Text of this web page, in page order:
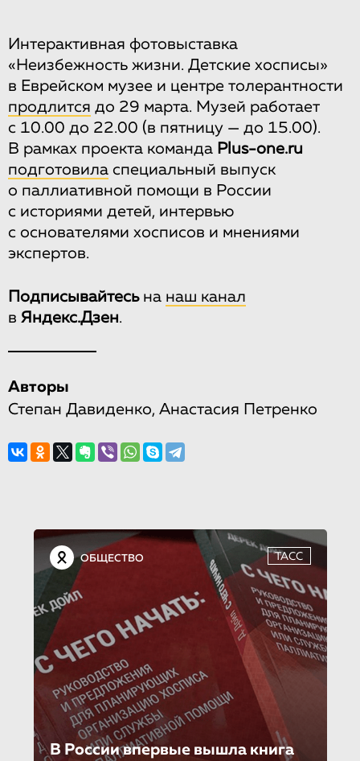
Интерактивная фотовыставка
«Неизбежность жизни. Детские хосписы»
в Еврейском музее и центре толерантности
продлится до 29 марта. Музей работает
с 10.00 до 22.00 (в пятницу — до 15.00).
В рамках проекта команда Plus-one.ru
подготовила специальный выпуск
о паллиативной помощи в России
с историями детей, интервью
с основателями хосписов и мнениями
экспертов.
Подписывайтесьна наш канал
в Яндекс.Дзен.
Авторы
Степан Давиденко, Анастасия Петренко
ОБЩЕСТВО ТАСС
В России впервые вышла книга